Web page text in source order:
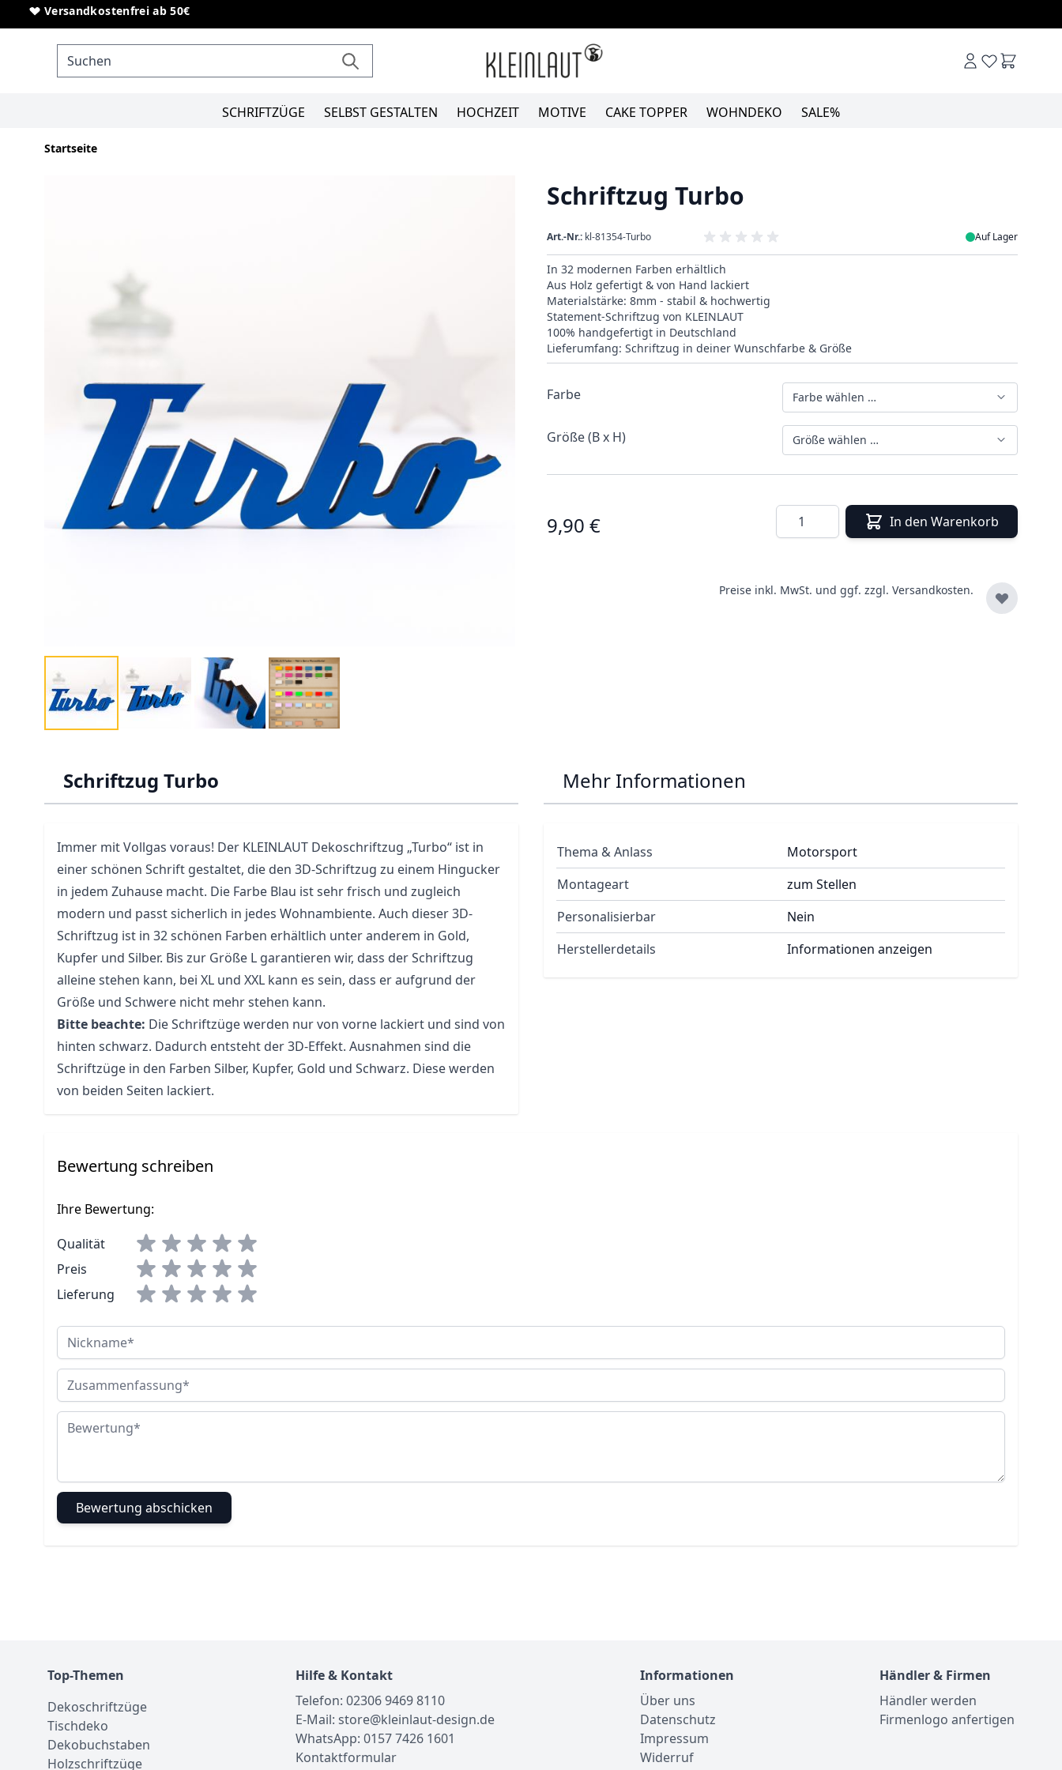
Direkt zum Inhalt
Versandkostenfrei ab 50€
Sonderanfertigungen von Schriftzügen
SCHRIFTZÜGE SELBST GESTALTEN HOCHZEIT MOTIVE CAKE TOPPER WOHNDEKO SALE%
Startseite
Schriftzug Turbo
Art.-Nr.: kl-81354-Turbo Auf Lager
In 32 modernen Farben erhältlich
Aus Holz gefertigt & von Hand lackiert
Materialstärke: 8mm - stabil & hochwertig
Statement-Schriftzug von KLEINLAUT
100% handgefertigt in Deutschland
Lieferumfang: Schriftzug in deiner Wunschfarbe & Größe
Farbe Farbe wählen …
Größe (B x H) Größe wählen …
9,90 € Menge In den Warenkorb
Preise inkl. MwSt. und ggf. zzgl. Versandkosten.
Schriftzug Turbo
Immer mit Vollgas voraus! Der KLEINLAUT Dekoschriftzug „Turbo“ ist in
einer schönen Schrift gestaltet, die den 3D-Schriftzug zu einem Hingucker
in jedem Zuhause macht. Die Farbe Blau ist sehr frisch und zugleich
modern und passt sicherlich in jedes Wohnambiente. Auch dieser 3D-
Schriftzug ist in 32 schönen Farben erhältlich unter anderem in Gold,
Kupfer und Silber. Bis zur Größe L garantieren wir, dass der Schriftzug
alleine stehen kann, bei XL und XXL kann es sein, dass er aufgrund der
Größe und Schwere nicht mehr stehen kann.
Bitte beachte: Die Schriftzüge werden nur von vorne lackiert und sind von
hinten schwarz. Dadurch entsteht der 3D-Effekt. Ausnahmen sind die
Schriftzüge in den Farben Silber, Kupfer, Gold und Schwarz. Diese werden
von beiden Seiten lackiert.
Mehr Informationen
Thema & Anlass
Motorsport
Montageart
zum Stellen
Personalisierbar
Nein
Herstellerdetails
Informationen anzeigen
Bewertung schreiben
Ihre Bewertung:
Qualität
Preis
Lieferung
Nickname
Zusammenfassung
Bewertung
Bewertung abschicken
Top-Themen
Dekoschriftzüge
Tischdeko
Dekobuchstaben
Holzschriftzüge
Hilfe & Kontakt
Telefon: 02306 9469 8110
E-Mail: store@kleinlaut-design.de
WhatsApp: 0157 7426 1601
Kontaktformular
Informationen
Über uns
Datenschutz
Impressum
Widerruf
Händler & Firmen
Händler werden
Firmenlogo anfertigen